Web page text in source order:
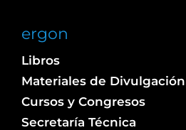
ergon
Libros
Materiales de Divulgación
Cursos y Congresos
Secretaría Técnica